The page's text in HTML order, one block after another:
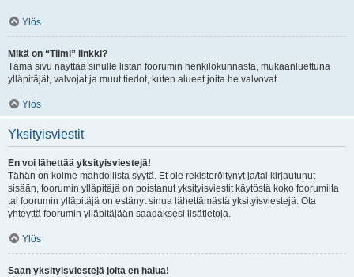
Ylös
Mikä on “Tiimi” linkki?
Tämä sivu näyttää sinulle listan foorumin henkilökunnasta, mukaanluettuna
ylläpitäjät, valvojat ja muut tiedot, kuten alueet joita he valvovat.
Ylös
Yksityisviestit
En voi lähettää yksityisviestejä!
Tähän on kolme mahdollista syytä. Et ole rekisteröitynyt ja/tai kirjautunut
sisään, foorumin ylläpitäjä on poistanut yksityisviestit käytöstä koko foorumilta
tai foorumin ylläpitäjä on estänyt sinua lähettämästä yksityisviestejä. Ota
yhteyttä foorumin ylläpitäjään saadaksesi lisätietoja.
Ylös
Saan yksityisviestejä joita en halua!